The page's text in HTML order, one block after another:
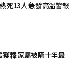
死13人 急發高溫警報
釋 家屬被瞞十年最